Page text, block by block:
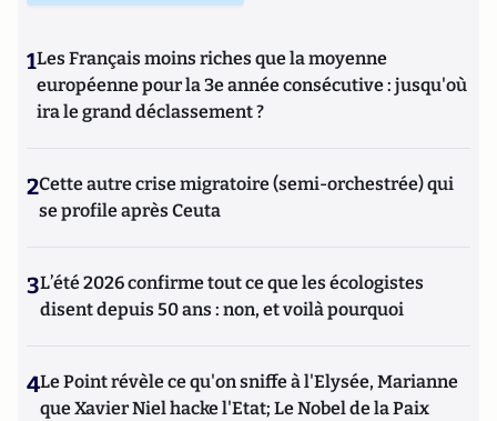
1Les Français moins riches que la moyenne
européenne pour la 3e année consécutive : jusqu'où
ira le grand déclassement ?
2Cette autre crise migratoire (semi-orchestrée) qui
se profile après Ceuta
3L’été 2026 confirme tout ce que les écologistes
disent depuis 50 ans : non, et voilà pourquoi
4Le Point révèle ce qu'on sniffe à l'Elysée, Marianne
que Xavier Niel hacke l'Etat; Le Nobel de la Paix